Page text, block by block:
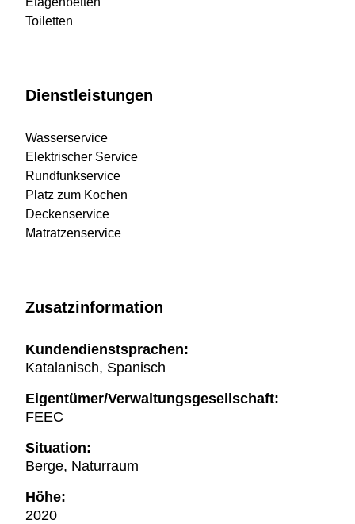
Toiletten
Dienstleistungen
Wasserservice
Elektrischer Service
Rundfunkservice
Platz zum Kochen
Deckenservice
Matratzenservice
Zusatzinformation
Kundendienstsprachen:
Katalanisch, Spanisch
Eigentümer/Verwaltungsgesellschaft:
FEEC
Situation:
Berge, Naturraum
Höhe:
2020